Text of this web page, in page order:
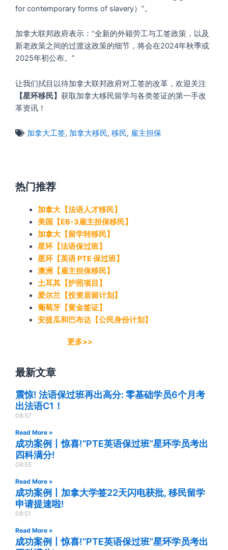
for contemporary forms of slavery）”。
加拿大联邦政府表示：“全新的外籍劳工与工签政策，以及
新老政策之间的过渡这政策的细节，将会在2024年秋季或
2025年初公布。”
让我们拭目以待加拿大联邦政府对工签的改革，欢迎关注
【星环移民】 获取加拿大移民留学与各类签证的第一手改
革资讯！
加拿大工签, 加拿大移民,移民, 雇主担保
热门推荐
加拿大【法语人才移民】
美国【EB-3雇主担保移民】
加拿大【留学转移民】
星环【法语保过班】
星环【英语 PTE 保过班】
澳洲【雇主担保移民】
土耳其【护照项目】
爱尔兰【投资居留计划】
葡萄牙【黄金签证】
安提瓜和巴布达【公民身份计划】
更多>>
最新文章
震惊! 法语保过班再出高分: 零基础学员6个月考
出法语C1！
08:57
Read More »
成功案例丨惊喜!“PTE英语保过班”星环学员考出
四科满分!
08:55
Read More »
成功案例丨加拿大学签22天闪电获批, 移民留学
申请提速啦!
08:51
Read More »
成功案例丨惊喜!“PTE英语保过班”星环学员考出